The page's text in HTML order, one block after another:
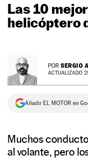
MOTOS
TECNOLOGÍA
PREMIOS
SERVICIOS
Las 10
helicóptero
POR SERGIO
ACTUALIZADO
Añadir EL MOTOR en
Muchos
al volante, pero